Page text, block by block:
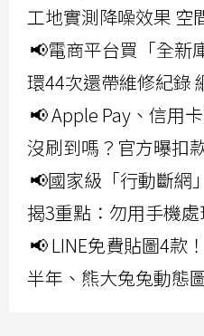
工地實測降噪效果 空
📢電商平台買「全新
環44次還帶維修紀錄
📢 Apple Pay、信用
沒刷到嗎？官方曝扣
📢國家級「行動斷網
揭3重點：勿用手機
📢 LINE免費貼圖4款
半年、熊大兔兔動態